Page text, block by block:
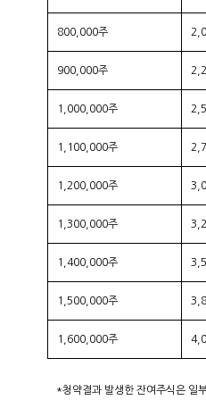
800,000주
900,000주
1,000,000주
1,100,000주
1,200,000주
1,300,000주
1,400,000주
1,500,000주
1,600,000주
*청약결과 발생한 잔여주식은 일